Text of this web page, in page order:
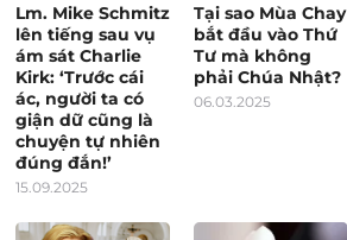
Lm. Mike Schmitz
lên tiếng sau vụ
ám sát Charlie
Kirk: ‘Trước cái
ác, người ta có
giận dữ cũng là
chuyện tự nhiên
đúng đắn!’
15.09.2025
Tại sao Mùa Chay
bắt đầu vào Thứ
Tư mà không
phải Chúa Nhật?
06.03.2025